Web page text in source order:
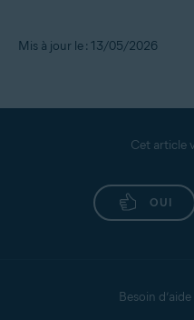
Mis à jour le : 13/05/2026
Cet article
OUI
Besoin